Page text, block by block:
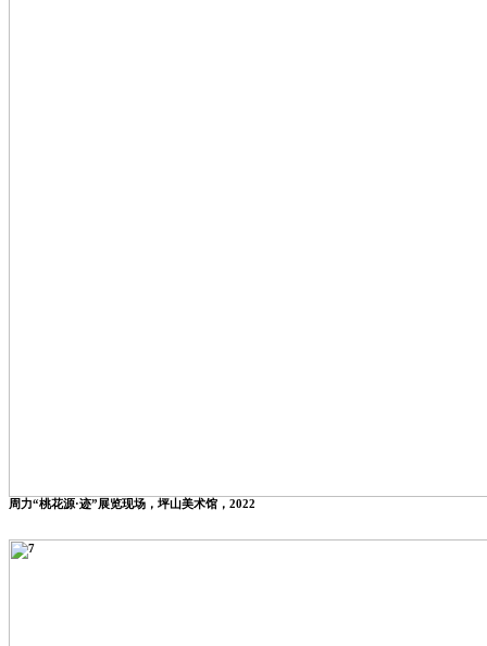
周力“桃花源·迹”展览现场，坪山美术馆，2022